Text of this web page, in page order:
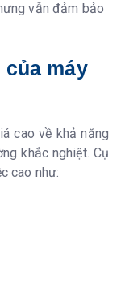
vẫn đảm bảo
của máy
cao về khả năng
khắc nghiệt. Cụ
cao như: